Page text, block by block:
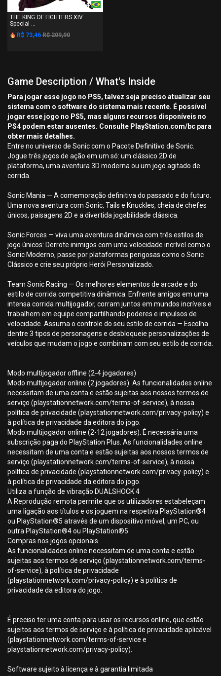
PS4
THE KING OF FIGHTERS XIV
Special ...
R$ 73,46 R$ 209,90
Game Description / What's Inside
Para jogar esse jogo no PS5, talvez seja preciso atualizar seu
sistema com o software do sistema mais recente. É possível
jogar esse jogo no PS5, mas alguns recursos disponíveis no
PS4 podem estar ausentes. Consulte PlayStation.com/bc para
obter mais detalhes.
Entre no universo de Sonic com o Pacote Definitivo de Sonic.
Jogue três jogos de ação em um só: um clássico 2D de
plataforma, uma aventura 3D moderna ou um jogo agitado de
corrida.
Sonic Mania — A comemoração definitiva do passado e do futuro.
Uma nova aventura com Sonic, Tails e Knuckles, cheia de chefes
únicos, paisagens 2D e a divertida jogabilidade clássica.
Sonic Forces — viva uma aventura dinâmica com três estilos de
jogo únicos: Derrote inimigos com uma velocidade incrível como o
Sonic Moderno, passe por plataformas perigosas como o Sonic
Clássico e crie seu próprio Herói Personalizado.
Team Sonic Racing — Os melhores elementos de arcade e do
estilo de corrida competitiva dinâmica. Enfrente amigos em uma
intensa corrida multijogador, corram juntos em mundos incríveis e
trabalhem em equipe compartilhando poderes e impulsos de
velocidade. Assuma o controle do seu estilo de corrida — Escolha
dentre 3 tipos de personagens e desbloqueie personalizações de
veículos que mudam o jogo e combinam com seu estilo de corrida.
Modo multijogador offline (2-4 jogadores)
Modo multijogador online (2 jogadores). As funcionalidades online
necessitam de uma conta e estão sujeitas aos nossos termos de
serviço (playstationnetwork.com/terms-of-service), à nossa
política de privacidade (playstationnetwork.com/privacy-policy) e
à política de privacidade da editora do jogo.
Modo multijogador online (2-12 jogadores). É necessária uma
subscrição paga do PlayStation Plus. As funcionalidades online
necessitam de uma conta e estão sujeitas aos nossos termos de
serviço (playstationnetwork.com/terms-of-service), à nossa
política de privacidade (playstationnetwork.com/privacy-policy) e
à política de privacidade da editora do jogo.
Utiliza a função de vibração DUALSHOCK 4
A Reprodução remota permite que os utilizadores estabeleçam
uma ligação aos títulos e os joguem na respetiva PlayStation®4
ou PlayStation®5 através de um dispositivo móvel, um PC, ou
outra PlayStation®4 ou PlayStation®5.
Compras nos jogos opcionais
As funcionalidades online necessitam de uma conta e estão
sujeitas aos termos de serviço (playstationnetwork.com/terms-
of-service), à política de privacidade
(playstationnetwork.com/privacy-policy) e à política de
privacidade da editora do jogo.
É preciso ter uma conta para usar os recursos online, que estão
sujeitos aos termos de serviço e à política de privacidade aplicável
(playstationnetwork.com/terms-of-service e
playstationnetwork.com/privacy-policy).
Software sujeito à licença e à garantia limitada